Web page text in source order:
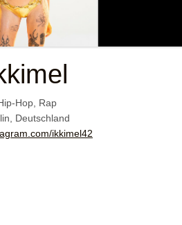
Hop, Rap
Deutschland
ikkimel42